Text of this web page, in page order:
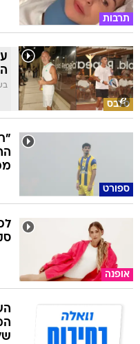
תרבות
סלבס
ספורט
אופנה